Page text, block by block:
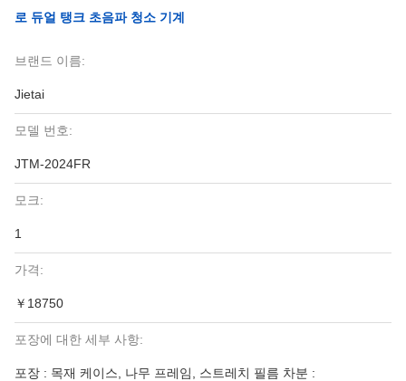
로 듀얼 탱크 초음파 청소 기계
브랜드 이름:
Jietai
모델 번호:
JTM-2024FR
모크:
1
가격:
￥18750
포장에 대한 세부 사항:
포장 : 목재 케이스, 나무 프레임, 스트레치 필름 차분 :